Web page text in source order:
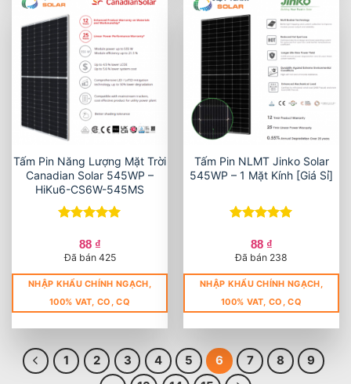
Tấm Pin Năng Lượng Mặt Trời
Canadian Solar 545WP –
HiKu6-CS6W-545MS
hạng5 5
sao
88 ₫
Đã bán 425
NHẬP KHẨU CHÍNH NGẠCH,
100% VAT, CO, CQ
Tấm Pin NLMT Jinko Solar
545WP – 1 Mặt Kính [Giá Sỉ]
hạng5 5
sao
88 ₫
Đã bán 238
NHẬP KHẨU CHÍNH NGẠCH,
100% VAT, CO, CQ
1 2 3 4 5 6 7 8
9